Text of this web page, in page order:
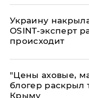
​Украину
OSINT-эксперт
происходит
​"Цены аховые,
блогер раскрыл
Крыму